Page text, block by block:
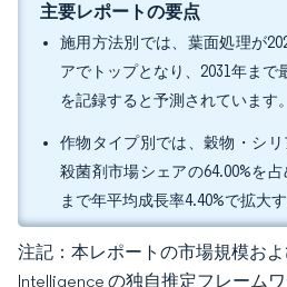
主要レポートの要点
施用方法別では、葉面処理が
アでトップとなり、2031年まで
を記録すると予測されています。
作物タイプ別では、穀物・シ
殺菌剤市場シェアの64.00%を
まで年平均成長率4.40%で拡大
注記：本レポートの市場規模お
Intelligence の独自推定フレーム